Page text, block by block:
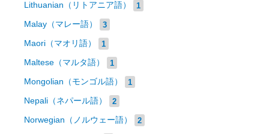
Lithuanian（リトアニア語） 1
Malay（マレー語） 3
Maori（マオリ語） 1
Maltese（マルタ語） 1
Mongolian（モンゴル語） 1
Nepali（ネパール語） 2
Norwegian（ノルウェー語） 2